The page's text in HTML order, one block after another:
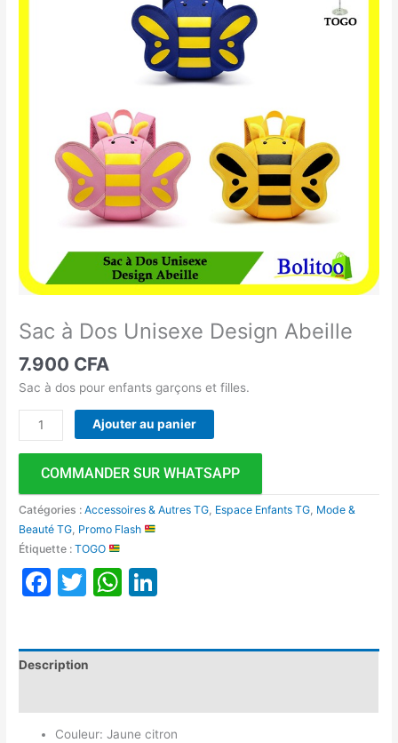
Sac à Dos Unisexe Design Abeille
7.900 CFA
Sac à dos pour enfants garçons et filles.
Ajouter au panier
COMMANDER SUR WHATSAPP
Catégories :Accessoires & Autres TG Espace Enfants TG Mode &
Beauté TG Promo Flash
Étiquette :TOGO
Facebook
TwitterWhatsApp
Description
Couleur: Jaune citron